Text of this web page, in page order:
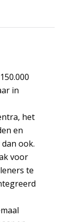
in
het
en
ook.
voor
te